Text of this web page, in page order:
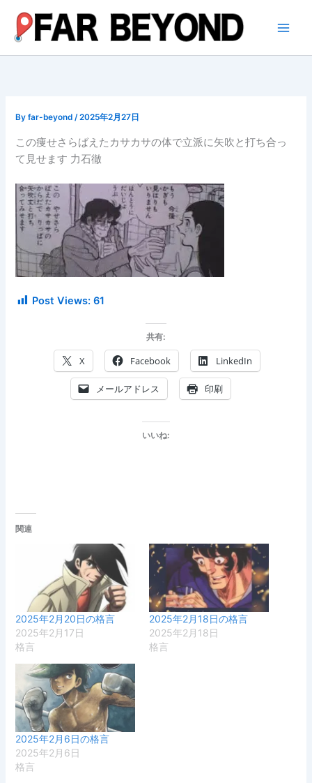
ス
Byfar-beyond/2025年2月27日
この痩せさらばえたカサカサの体で立派に矢吹と打ち合っ
て見せます 力石徹
Post Views: 61
共有:
X Facebook LinkedIn
メールアドレス 印刷
いいね:
関連
2025年2月20日の格言
2025年2月17日
格言
2025年2月18日の格言
2025年2月18日
格言
2025年2月6日の格言
2025年2月6日
格言